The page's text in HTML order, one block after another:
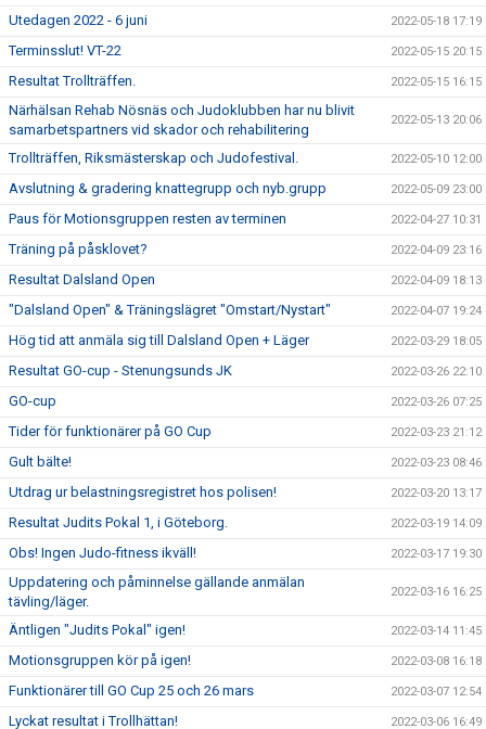
Utedagen 2022 - 6 juni 2022-05-18 17:19
Terminsslut! VT-22 2022-05-15 20:15
Resultat Trollträffen. 2022-05-15 16:15
Närhälsan Rehab Nösnäs och Judoklubben har nu blivit
samarbetspartners vid skador och rehabilitering
2022-05-13 20:06
Trollträffen, Riksmästerskap och Judofestival. 2022-05-10 12:00
Avslutning & gradering knattegrupp och nyb.grupp 2022-05-09 23:00
Paus för Motionsgruppen resten av terminen 2022-04-27 10:31
Träning på påsklovet? 2022-04-09 23:16
Resultat Dalsland Open 2022-04-09 18:13
"Dalsland Open" & Träningslägret "Omstart/Nystart" 2022-04-07 19:24
Hög tid att anmäla sig till Dalsland Open + Läger 2022-03-29 18:05
Resultat GO-cup - Stenungsunds JK 2022-03-26 22:10
GO-cup 2022-03-26 07:25
Tider för funktionärer på GO Cup 2022-03-23 21:12
Gult bälte! 2022-03-23 08:46
Utdrag ur belastningsregistret hos polisen! 2022-03-20 13:17
Resultat Judits Pokal 1, i Göteborg. 2022-03-19 14:09
Obs! Ingen Judo-fitness ikväll! 2022-03-17 19:30
Uppdatering och påminnelse gällande anmälan
tävling/läger.
2022-03-16 16:25
Äntligen "Judits Pokal" igen! 2022-03-14 11:45
Motionsgruppen kör på igen! 2022-03-08 16:18
Funktionärer till GO Cup 25 och 26 mars 2022-03-07 12:54
Lyckat resultat i Trollhättan! 2022-03-06 16:49